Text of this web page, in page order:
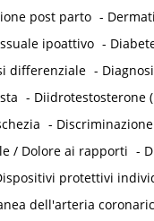
post parto -
ipoattivo -
differenziale -
- Diidrotestosterone
- Discriminazione
/ Dolore ai rapporti -
protettivi
dell'arteria